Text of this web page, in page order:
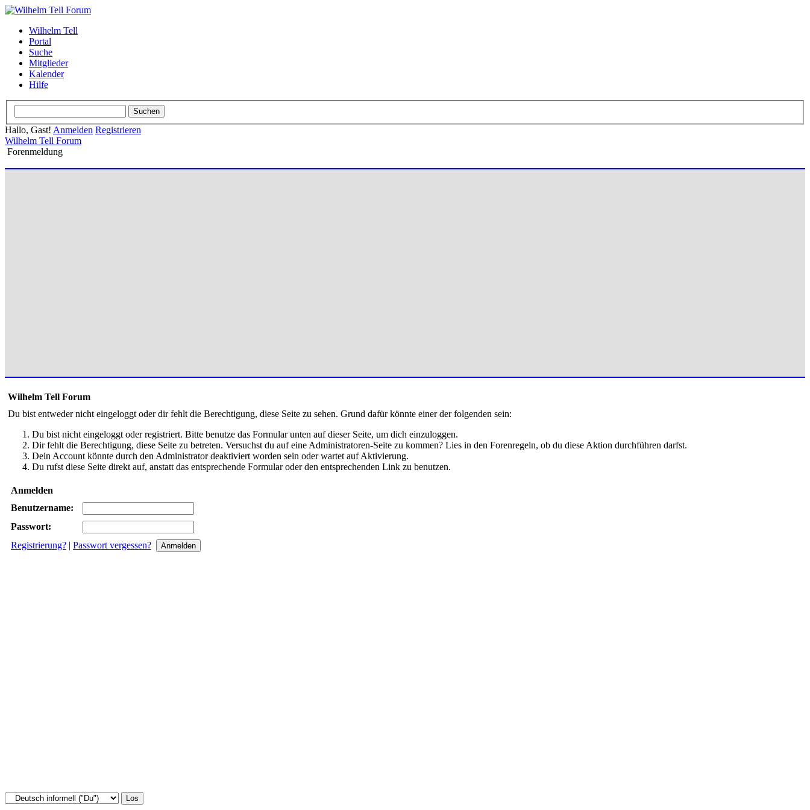
Wilhelm Tell
Portal
Suche
Mitglieder
Kalender
Hilfe
Hallo, Gast! Anmelden Registrieren
Wilhelm Tell Forum
Forenmeldung
Wilhelm Tell Forum
Du bist entweder nicht eingeloggt oder dir fehlt die Berechtigung, diese Seite zu sehen. Grund dafür könnte einer der folgenden sein:
Du bist nicht eingeloggt oder registriert. Bitte benutze das Formular unten auf dieser Seite, um dich einzuloggen.
Dir fehlt die Berechtigung, diese Seite zu betreten. Versuchst du auf eine Administratoren-Seite zu kommen? Lies in den Forenregeln, ob du diese Aktion durchführen darfst.
Dein Account könnte durch den Administrator deaktiviert worden sein oder wartet auf Aktivierung.
Du rufst diese Seite direkt auf, anstatt das entsprechende Formular oder den entsprechenden Link zu benutzen.
Anmelden
Benutzername:
Passwort:
Registrierung? | Passwort vergessen?